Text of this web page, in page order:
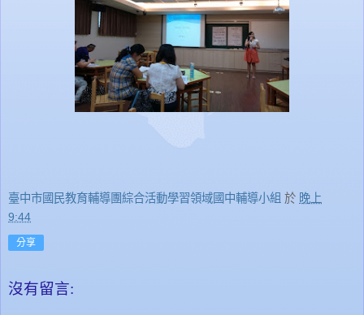
臺中市國民教育輔導團綜合活動學習領域國中輔導小組 於 晚上
9:44
分享
沒有留言: